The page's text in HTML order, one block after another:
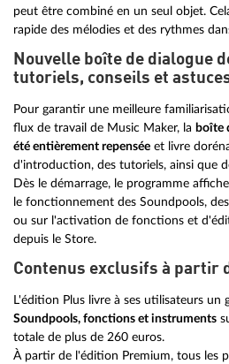
peut être combiné en un seul objet.
rapide des mélodies et des rythmes
Nouvelle boîte de dialogue
tutoriels, conseils et
Pour garantir une meilleure
flux de travail de Music Maker, la boîte
été entièrement repensée et livre
d'introduction, des tutoriels, ainsi que
Dès le démarrage, le programme
le fonctionnement des Soundpools,
ou sur l'activation de fonctions et
depuis le Store.
Contenus exclusifs à partir
L'édition Plus livre à ses utilisateurs un
Soundpools, fonctions et instruments
totale de plus de 260 euros.
À partir de l'édition Premium, tous les